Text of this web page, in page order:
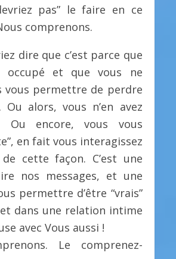
pas” le faire en ce
comprenons.
dire que c’est parce que
occupé et que vous ne
vous permettre de perdre
Ou alors, vous n’en avez
Ou encore, vous vous
en fait vous interagissez
cette façon. C’est une
nos messages, et une
permettre d’être “vrais”
et dans une relation intime
avec Vous aussi !
Le comprenez-